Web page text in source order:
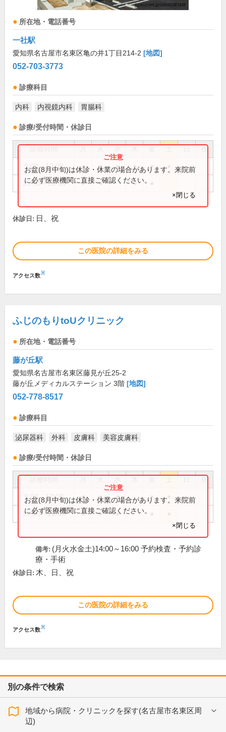
所在地・電話番号
一社駅
愛知県名古屋市名東区亀の井1丁目214-2 [地図]
052-703-3773
診療科目
内科 内視鏡内科 胃腸科
診療/受付時間・休診日
祝
9:00～12:00 ● ● ● ● ●
15:30～18:30 ● ● ●
お盆(8月中旬)は休診・休業の場合があります。来院前
に必ず医療機関に直接ご確認ください。
×閉じる
休診日: 日、祝
この医院の詳細をみる
アクセス数※
ふじのもりtoUクリニック
所在地・電話番号
藤が丘駅
愛知県名古屋市名東区藤見が丘25-2
藤が丘メディカルステーション 3階 [地図]
052-778-8517
診療科目
泌尿器科 外科 皮膚科 美容皮膚科
診療/受付時間・休診日
祝
9:00～12:00 ● ● ● ●
16:00～19:00 ● ● ●
お盆(8月中旬)は休診・休業の場合があります。来院前
に必ず医療機関に直接ご確認ください。
×閉じる
備考: (月火水金土)14:00～16:00 予約検査・予約診
療・手術
休診日: 木、日、祝
この医院の詳細をみる
アクセス数※
別の条件で検索
地域から病院・クリニックを探す(名古屋市名東区周
辺)